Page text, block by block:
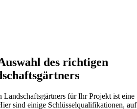
des richtigen
für Ihr Projekt ist eine
sind einige Schlüsselqualifikationen, auf